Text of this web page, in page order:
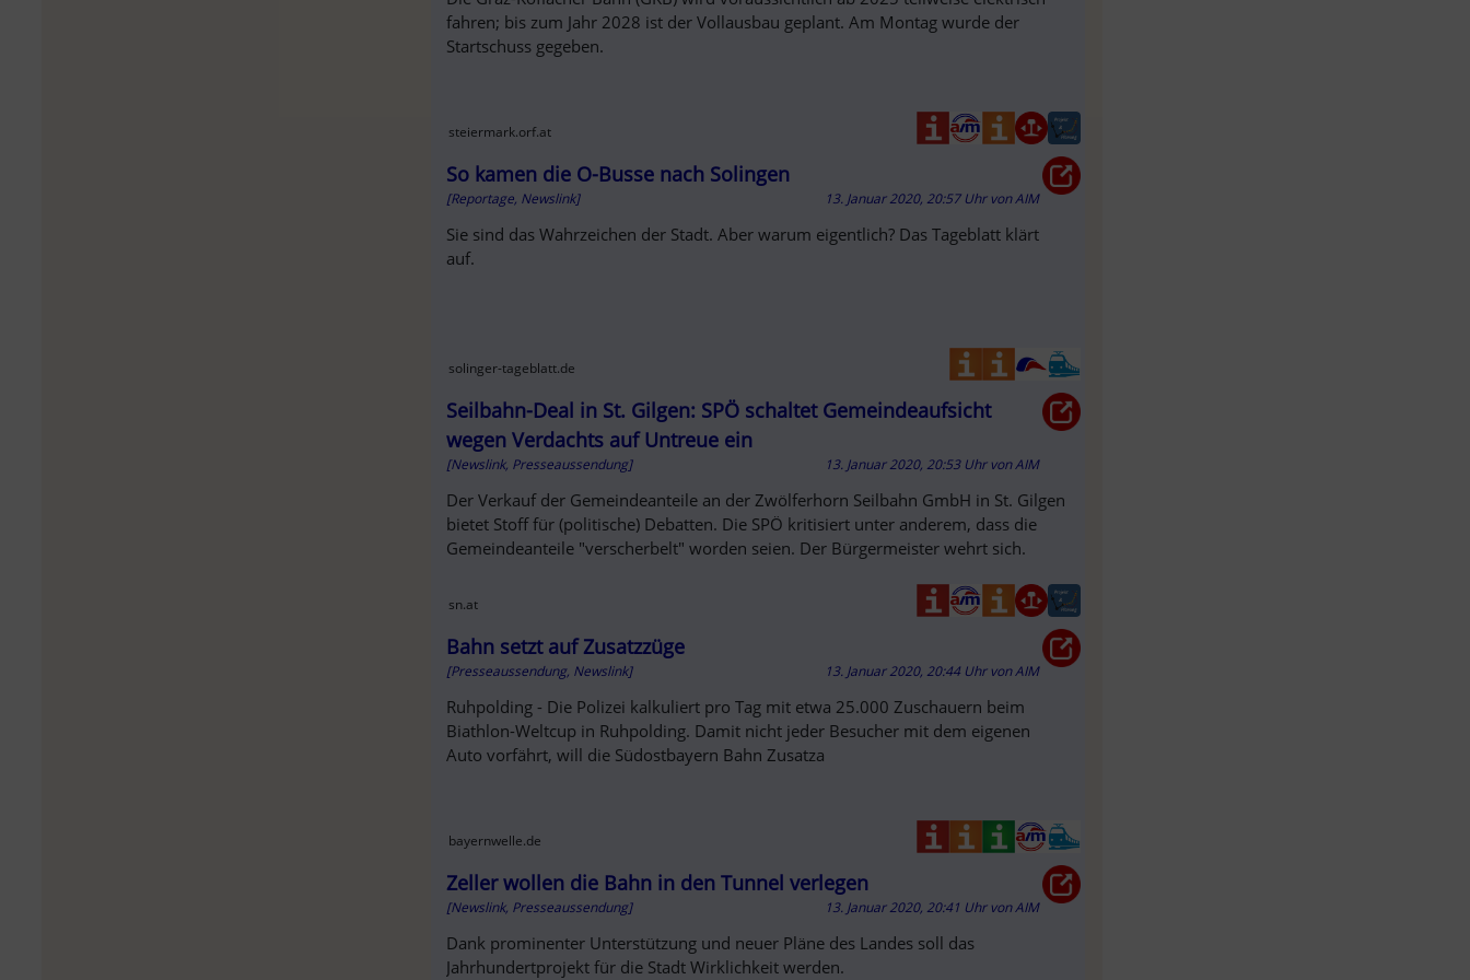
fahren; bis zum Jahr 2028 ist der Vollausbau geplant. Am Montag wurde der
Startschuss gegeben.
steiermark.orf.at
So kamen die O-Busse nach Solingen
[Reportage, Newslink] 13. Januar 2020, 20:57 Uhr vonAIM
Sie sind das Wahrzeichen der Stadt. Aber warum eigentlich? Das Tageblatt klärt
auf.
solinger-tageblatt.de
Seilbahn-Deal in St. Gilgen: SPÖ schaltet Gemeindeaufsicht
wegen Verdachts auf Untreue ein
[Newslink, Presseaussendung] 13. Januar 2020, 20:53 Uhr vonAIM
Der Verkauf der Gemeindeanteile an der Zwölferhorn Seilbahn GmbH in St. Gilgen
bietet Stoff für (politische) Debatten. Die SPÖ kritisiert unter anderem, dass die
Gemeindeanteile "verscherbelt" worden seien. Der Bürgermeister wehrt sich.
sn.at
Bahn setzt auf Zusatzzüge
[Presseaussendung, Newslink] 13. Januar 2020, 20:44 Uhr vonAIM
Ruhpolding - Die Polizei kalkuliert pro Tag mit etwa 25.000 Zuschauern beim
Biathlon-Weltcup in Ruhpolding. Damit nicht jeder Besucher mit dem eigenen
Auto vorfährt, will die Südostbayern Bahn Zusatza
bayernwelle.de
Zeller wollen die Bahn in den Tunnel verlegen
[Newslink, Presseaussendung] 13. Januar 2020, 20:41 Uhr vonAIM
Dank prominenter Unterstützung und neuer Pläne des Landes soll das
Jahrhundertprojekt für die Stadt Wirklichkeit werden.